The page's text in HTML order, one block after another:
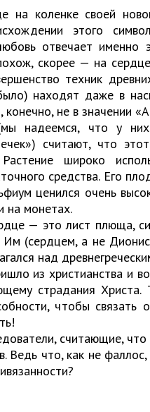
на коленке своей
этого
отвечает именно
скорее — на
техник
находят даже в
конечно, не в значении
надеемся, что у
считают, что
широко
средства. Его
ценился очень
на монетах.
— это лист плюща,
Им (сердцем, а не
над
из христианства и
страдания
чтобы
считающие,
Ведь что, как не